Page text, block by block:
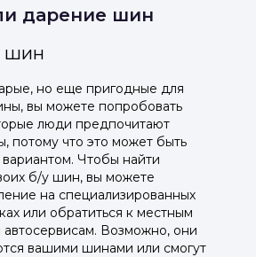
дарение шин
шин
но еще пригодные для
вы можете попробовать
люди предпочитают
потому что это может быть
Чтобы найти
б/у шин, вы можете
на специализированных
или обратиться к местным
автосервисам. Возможно, они
вашими шинами или смогут